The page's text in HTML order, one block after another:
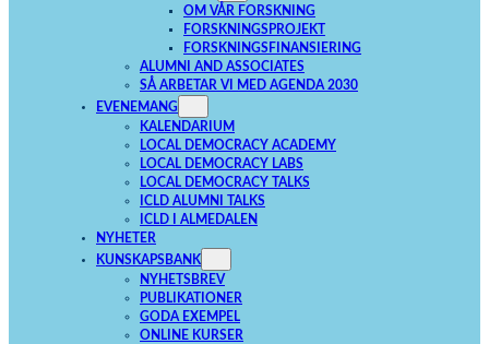
OM VÅR FORSKNING
FORSKNINGSPROJEKT
FORSKNINGSFINANSIERING
ALUMNI AND ASSOCIATES
SÅ ARBETAR VI MED AGENDA 2030
EVENEMANG
KALENDARIUM
LOCAL DEMOCRACY ACADEMY
LOCAL DEMOCRACY LABS
LOCAL DEMOCRACY TALKS
ICLD ALUMNI TALKS
ICLD I ALMEDALEN
NYHETER
KUNSKAPSBANK
NYHETSBREV
PUBLIKATIONER
GODA EXEMPEL
ONLINE KURSER